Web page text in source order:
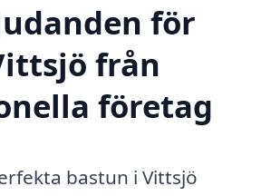
för
från
företag
bastun i Vittsjö